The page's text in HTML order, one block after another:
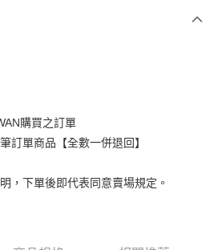
華泰商業銀行
遠東國際商業銀行
星展（台灣）商業銀行
購買之訂單
訂單商品【全數一併退回】
，下單後即代表同意賣場規定。